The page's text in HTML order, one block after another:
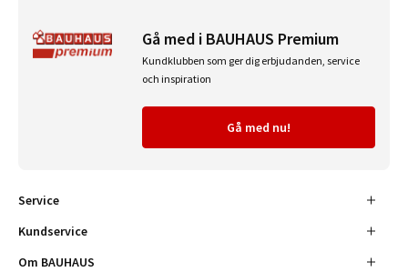
Gå med i BAUHAUS Premium
Kundklubben som ger dig erbjudanden, service
och inspiration
Gå med nu!
Service
Kundservice
Om BAUHAUS